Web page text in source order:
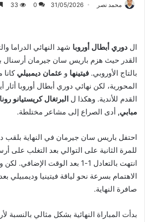
محمد نصر 31/05/2026
0
33
ال دوري أبطال أوروبا شهد النهائي الدراما
القدر حيث هزم باريس سان جيرمان أرسنال
بالتاج الأوروبي. فيتينها و عثمان ديمبيلي
المحورية، لكن نهائي دوري أبطال أوروبا أثار
القدم للأندية. وهكذا ل البرتغال كريستيانو
مبابي, أدى الصراع إلى مشاعر مختلطة.
احتفل باريس سان جيرمان في النهاية بلقب
للمرة الثانية على التوالي بعد التغلب على
انتهت بالتعادل 1-1 بعد الوقت
الاهتمام بسرعة نحو لياقة فيتينيا وديمبيلي
صافرة النهاية.
بدأت المباراة النهائية بشكل مثالي